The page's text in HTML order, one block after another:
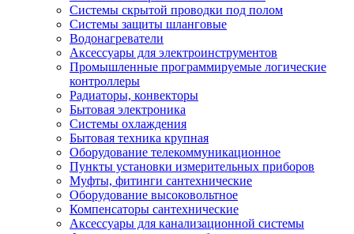
Системы скрытой проводки под полом
Системы защиты шланговые
Водонагреватели
Аксессуары для электроинструментов
Промышленные программируемые логические
контроллеры
Радиаторы, конвекторы
Бытовая электроника
Системы охлаждения
Бытовая техника крупная
Оборудование телекоммуникационное
Пункты установки измерительных приборов
Муфты, фитинги сантехнические
Оборудование высоковольтное
Компенсаторы сантехнические
Аксессуары для канализационной системы